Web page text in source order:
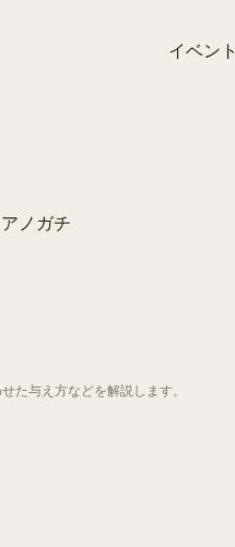
イベント
アノガチ
た与え方などを解説します。